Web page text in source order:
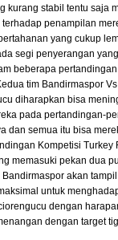
kurang stabil tentu saja
penampilan
yang cukup
segi penyerangan
beberapa
tim Bandirmaspor
diharapkan bisa
pada pertandingan-
dan semua itu bisa
Kompetisi Turkey
memasuki pekan dua
akan
untuk
dengan
dengan target